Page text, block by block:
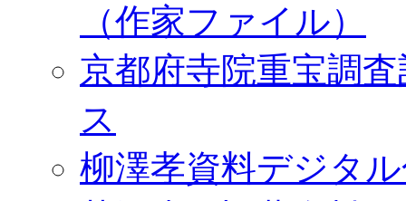
（作家ファイル）
京都府寺院重宝調
ス
柳澤孝資料デジタ